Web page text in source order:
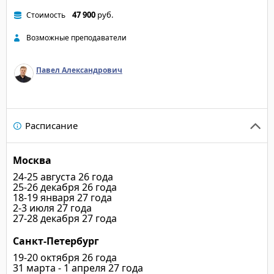
Стоимость 47 900 руб.
Возможные преподаватели
Павел Александрович
Расписание
Москва
24-25 августа 26 года
25-26 декабря 26 года
18-19 января 27 года
2-3 июля 27 года
27-28 декабря 27 года
Санкт-Петербург
19-20 октября 26 года
31 марта - 1 апреля 27 года